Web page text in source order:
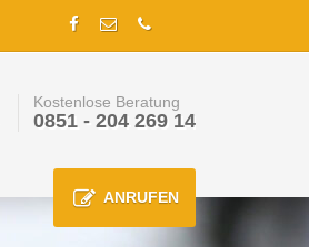
Kostenlose Beratung
0851 - 204 269 14
ANRUFEN